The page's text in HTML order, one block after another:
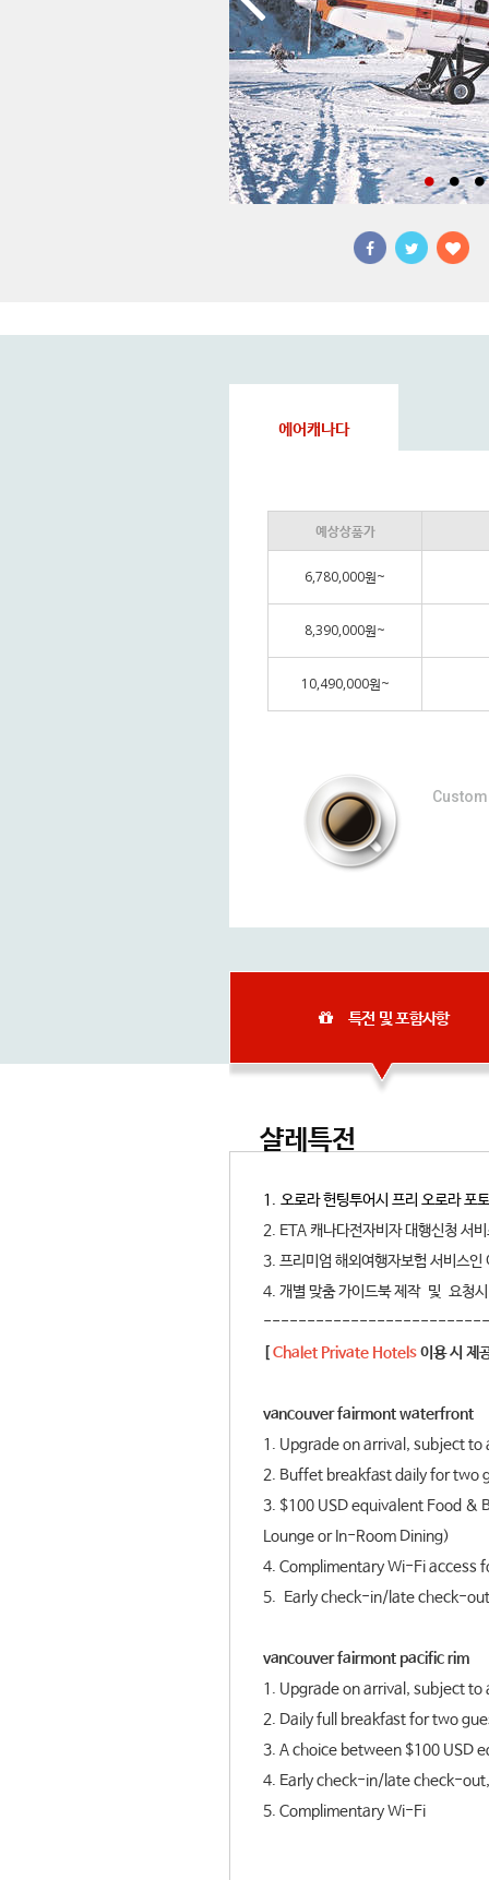
에어캐나다
예상상품가
6,780,000원~
8,390,000원~
10,490,000원~
특전 및 포함사항
샬레특전
1. 오로라 헌팅투어시 프리 오로라 포
2. ETA 캐나다전자비자 대행신청 서
3. 프리미엄 해외여행자보험 서비스
4. 개별 맞춤 가이드북 제작 및 요청
[Chalet Private Hotels이용 시 제
vancouver fairmont waterfront
1. Upgrade on arrival, subject to
2. Buffet breakfast daily for two
3. $100 USD equivalent Food &
Lounge or In-Room Dining)
4. Complimentary Wi-Fi access
5. Early check-in/late check-
vancouver fairmont pacific rim
1. Upgrade on arrival, subject to
2. Daily full breakfast for two
3. A choice between $100 USD
4. Early check-in/late check-
5. Complimentary Wi-Fi